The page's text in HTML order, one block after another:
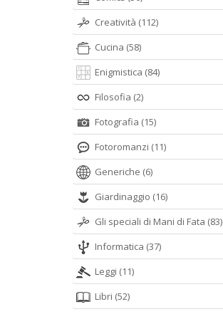
Creatività (112)
Cucina (58)
Enigmistica (84)
Filosofia (2)
Fotografia (15)
Fotoromanzi (11)
Generiche (6)
Giardinaggio (16)
Gli speciali di Mani di Fata (83)
Informatica (37)
Leggi (11)
Libri (52)